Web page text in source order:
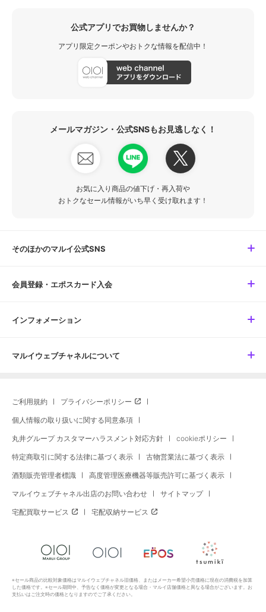
公式アプリでお買物しませんか？
アプリ限定クーポンやおトクな情報を配信中！
メールマガジン・公式SNSもお見逃しなく！
お気に入り商品の値下げ・再入荷や
おトクなセール情報がいち早く受け取れます！
そのほかのマルイ公式SNS
会員登録・エポスカード入会
インフォメーション
マルイウェブチャネルについて
ご利用規約 プライバシーポリシー
個人情報の取り扱いに関する同意条項
丸井グループ カスタマーハラスメント対応方針 cookieポリシー
特定商取引に関する法律に基づく表示 古物営業法に基づく表示
酒類販売管理者標識 高度管理医療機器等販売許可に基づく表示
マルイウェブチャネル出店のお問い合わせ サイトマップ
宅配買取サービス 宅配収納サービス
※セール商品の比較対象価格はマルイウェブチャネル旧価格、またはメーカー希望小売価格に現在の消費税を加算
した価格です。※セール期間中、予告なく価格が変更となる場合・マルイ店舗価格と異なる場合がございます。お
支払いはご注文時の価格となりますのでご了承ください。